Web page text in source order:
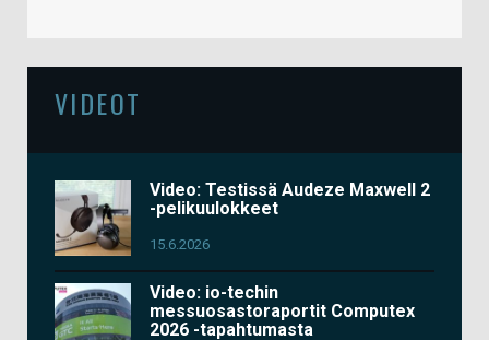
VIDEOT
Video: Testissä Audeze Maxwell 2
-pelikuulokkeet
15.6.2026
Video: io-techin
messuosastoraportit Computex
2026 -tapahtumasta